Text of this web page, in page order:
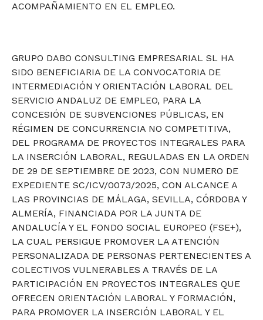
ACOMPAÑAMIENTO EN EL EMPLEO.
GRUPO DABO CONSULTING EMPRESARIAL SL HA
SIDO BENEFICIARIA DE LA CONVOCATORIA DE
INTERMEDIACIÓN Y ORIENTACIÓN LABORAL DEL
SERVICIO ANDALUZ DE EMPLEO, PARA LA
CONCESIÓN DE SUBVENCIONES PÚBLICAS, EN
RÉGIMEN DE CONCURRENCIA NO COMPETITIVA,
DEL PROGRAMA DE PROYECTOS INTEGRALES PARA
LA INSERCIÓN LABORAL, REGULADAS EN LA ORDEN
DE 29 DE SEPTIEMBRE DE 2023, CON NUMERO DE
EXPEDIENTE SC/ICV/0073/2025, CON ALCANCE A
LAS PROVINCIAS DE MÁLAGA, SEVILLA, CÓRDOBA Y
ALMERÍA, FINANCIADA POR LA JUNTA DE
ANDALUCÍA Y EL FONDO SOCIAL EUROPEO (FSE+),
LA CUAL PERSIGUE PROMOVER LA ATENCIÓN
PERSONALIZADA DE PERSONAS PERTENECIENTES A
COLECTIVOS VULNERABLES A TRAVÉS DE LA
PARTICIPACIÓN EN PROYECTOS INTEGRALES QUE
OFRECEN ORIENTACIÓN LABORAL Y FORMACIÓN,
PARA PROMOVER LA INSERCIÓN LABORAL Y EL